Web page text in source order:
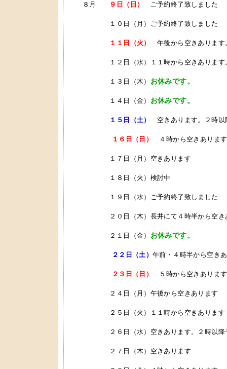
８月 ９日（日） ご予約終了致しました
１０日（月）ご予約終了致しました
１１日（火） 午後から空きあります
１２日（水）１１時から空きあります。
１３日（木） お休みです。
１４日（金） お休みです。
１５日（土） 空きあります。２時以
１６日（日） ４時から空きありま
１７日（月）空きあります
１８日（火）検討中
１９日（水）ご予約終了致しました
２０日（木）長井にて４時半から空き
２１日（金） お休みです。
２２日（土）午前・４時半から空き
２３日（日） ５時から空きありま
２４日（月）午後から空きあります
２５日（火）１１時から空きあります
２６日（水）空きあります。２時以降
２７日（木）空きあります